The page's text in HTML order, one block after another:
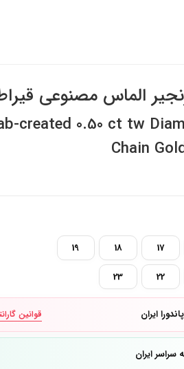
مصنوعی قیراط 0.50 طلایی
created 0.50 ct tw
Chain
17
18
19
22
23
قوانین
سراسر ایران